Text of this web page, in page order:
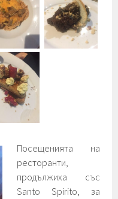
Посещенията на
ресторанти,
продължиха със
Santo Spirito, за